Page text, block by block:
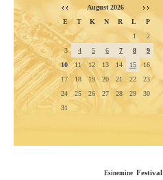
August 2026
E
T K N R L
P
1
2
3
4 5 6 7 8
9
10
11 12 13 14 15
16
17
18 19 20 21 22
23
24
25 26 27 28 29
30
31
Esinemine Festival